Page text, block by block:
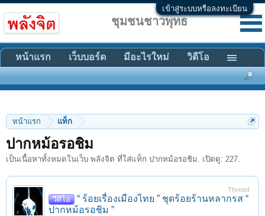
เข้าสู่ระบบหรือลงทะเบียน
หน้าแรก แท็ก
ปากหม้อรอชิม
เป็นเนื้อหาทั้งหมดในเว็บ พลังจิต ที่ใส่แท็ก ปากหม้อรอชิม. เปิดดู: 227.
Thread
วีดีโอ
“ ร้อยเรื่องเมืองไทย ” ชุดร้อยร้านหลากรส “
ปากหม้อรอชิม ”
ชุมชนชาวพุทธ
หน้าแรก เว็บบอร์ด มีอะไรใหม่ วิดีโอ